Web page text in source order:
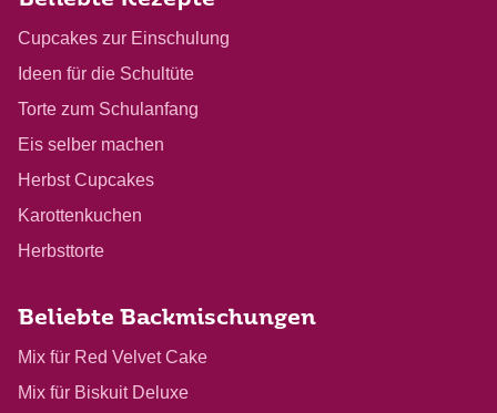
Cupcakes zur Einschulung
Ideen für die Schultüte
Torte zum Schulanfang
Eis selber machen
Herbst Cupcakes
Karottenkuchen
Herbsttorte
Beliebte Backmischungen
Mix für Red Velvet Cake
Mix für Biskuit Deluxe